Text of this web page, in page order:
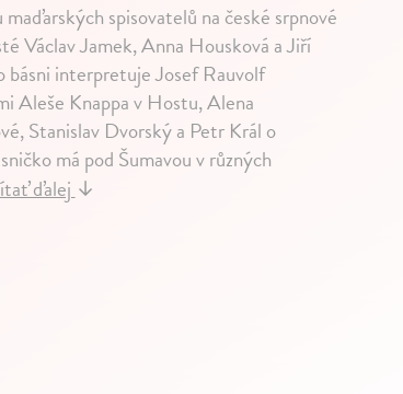
spisovatelů na české srpnové
Václav Jamek, Anna Housková a Jiří
básni interpretuje Josef Rauvolf
Aleše Knappa v Hostu, Alena
Stanislav Dvorský a Petr Král o
má pod Šumavou v různých
ďalej↓